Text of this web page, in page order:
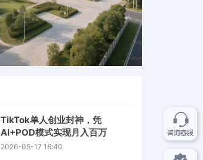
TikTok单人创业封神，凭
AI+POD模式实现月入百万
2026-05-17 16:40